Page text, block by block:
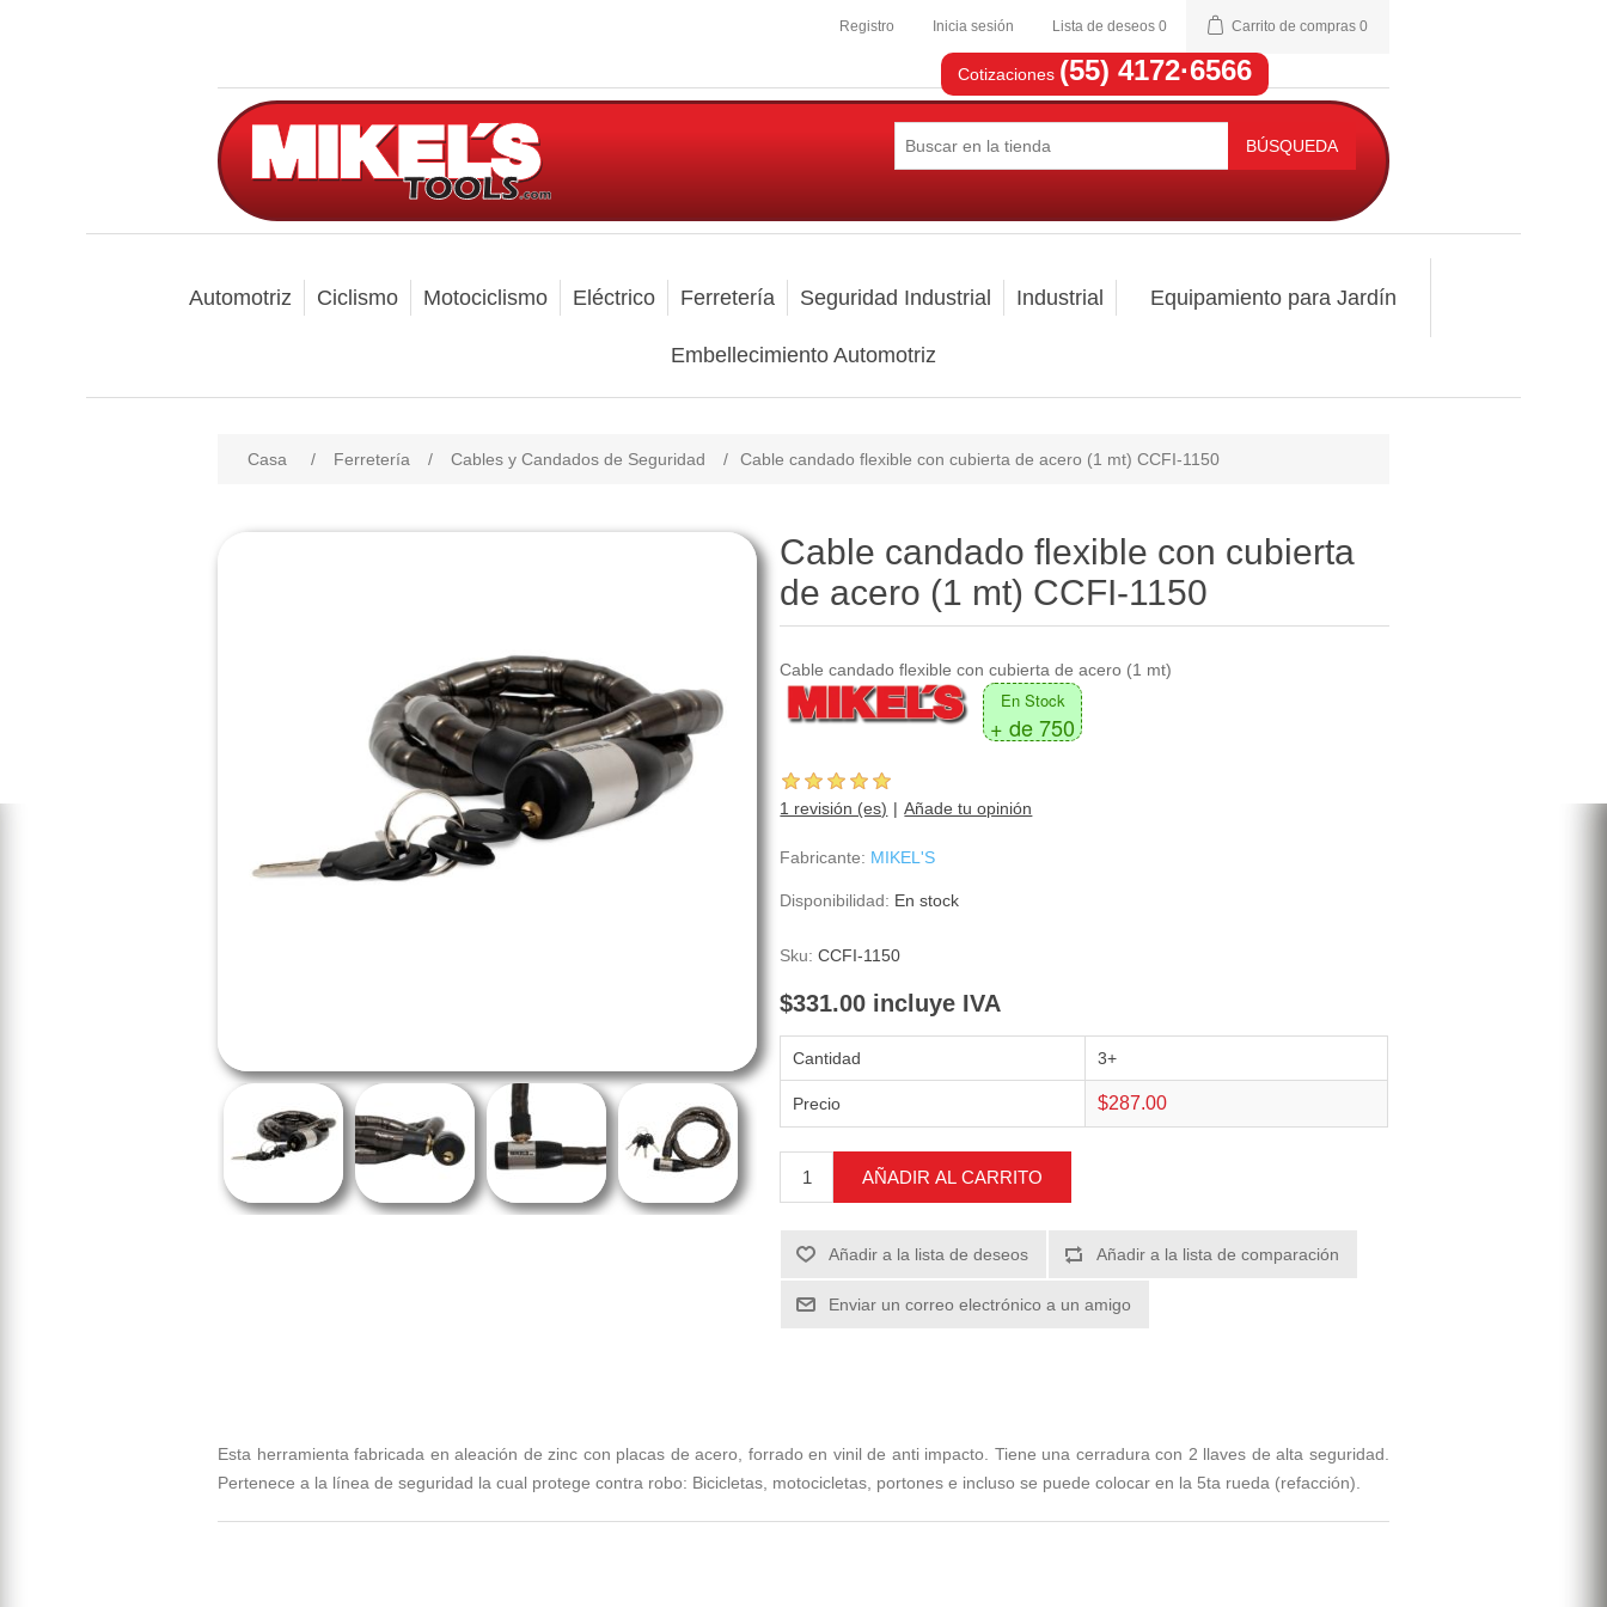
Registro Inicia sesión Lista de deseos 0 Carrito de compras 0
Cotizaciones (55) 4172·6566
BÚSQUEDA
Automotriz Ciclismo Motociclismo Eléctrico Ferretería Seguridad Industrial Industrial Equipamiento para Jardín
Embellecimiento Automotriz
Casa / Ferretería / Cables y Candados de Seguridad / Cable candado flexible con cubierta de acero (1 mt) CCFI-1150
Cable candado flexible con cubierta
de acero (1 mt) CCFI-1150
Cable candado flexible con cubierta de acero (1 mt)
En Stock
+ de 750
1 revisión (es) Añade tu opinión
Fabricante: MIKEL'S
Disponibilidad: En stock
Sku: CCFI-1150
$331.00 incluye IVA
Cantidad 3+
Precio $287.00
AÑADIR AL CARRITO
Añadir a la lista de deseos Añadir a la lista de comparación
Enviar un correo electrónico a un amigo
Esta herramienta fabricada en aleación de zinc con placas de acero, forrado en vinil de anti impacto. Tiene una cerradura con 2 llaves de alta seguridad.
Pertenece a la línea de seguridad la cual protege contra robo: Bicicletas, motocicletas, portones e incluso se puede colocar en la 5ta rueda (refacción).